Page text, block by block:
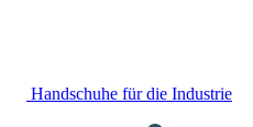
Handschuhe für die Industrie